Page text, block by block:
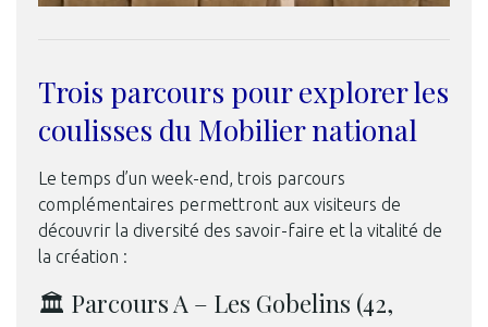
Trois parcours pour explorer les
coulisses du Mobilier national
Le temps d’un week-end, trois parcours
complémentaires permettront aux visiteurs de
découvrir la diversité des savoir-faire et la vitalité de
la création :
🏛 Parcours A – Les Gobelins (42,